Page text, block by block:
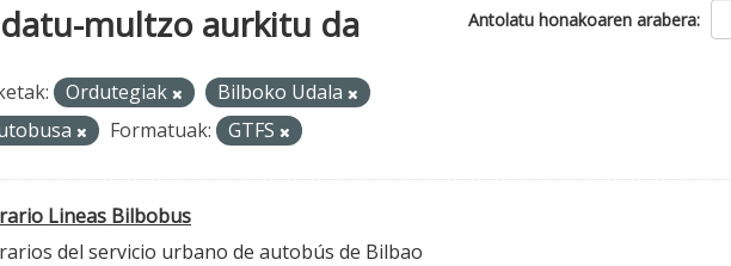
Antolatu honakoaren arabera
multzo aurkitu da
Ordutegiak
Bilboko Udala
Formatuak: GTFS
Lineas Bilbobus
del servicio urbano de autobús de Bilbao